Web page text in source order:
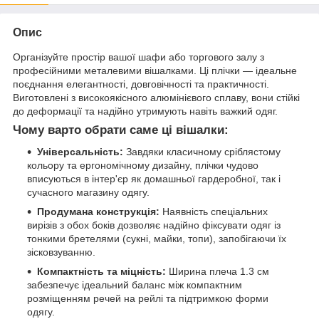
Опис
Організуйте простір вашої шафи або торгового залу з
професійними металевими вішалками. Ці плічки — ідеальне
поєднання елегантності, довговічності та практичності.
Виготовлені з високоякісного алюмінієвого сплаву, вони стійкі
до деформації та надійно утримують навіть важкий одяг.
Чому варто обрати саме ці вішалки:
Універсальність: Завдяки класичному сріблястому
кольору та ергономічному дизайну, плічки чудово
вписуються в інтер'єр як домашньої гардеробної, так і
сучасного магазину одягу.
Продумана конструкція: Наявність спеціальних
вирізів з обох боків дозволяє надійно фіксувати одяг із
тонкими бретелями (сукні, майки, топи), запобігаючи їх
зісковзуванню.
Компактність та міцність: Ширина плеча 1.3 см
забезпечує ідеальний баланс між компактним
розміщенням речей на рейлі та підтримкою форми
одягу.